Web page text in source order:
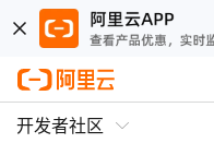
开发者社区